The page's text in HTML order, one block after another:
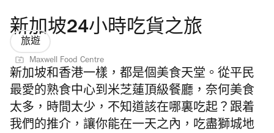
新加坡24小時吃貨之旅
旅遊
Maxwell Food Centre
新加坡和香港一樣，都是個美食天堂。從平民
最愛的熟食中心到米芝蓮頂級餐廳，奈何美食
太多，時間太少，不知道該在哪裏吃起？跟着
我們的推介，讓你能在一天之內，吃盡獅城地